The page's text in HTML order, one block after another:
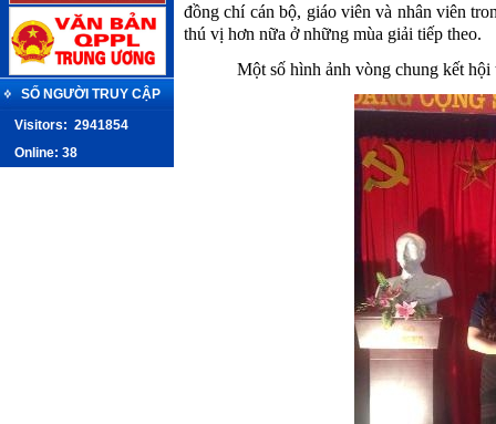
SỐ NGƯỜI TRUY CẬP
Visitors: 2941854
Online: 38
đồng chí cán bộ, giáo viên và nhân viên
thú vị hơn nữa ở những mùa giải tiếp theo.
Một số hình ảnh vòng chung kết hội